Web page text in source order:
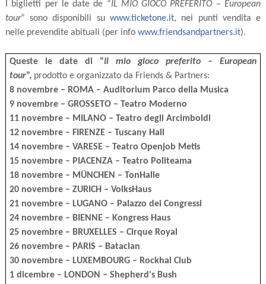
I biglietti per le date de “IL MIO GIOCO PREFERITO – European
tour” sono disponibili su www.ticketone.it, nei punti vendita e
nelle prevendite abituali (per info www.friendsandpartners.it).
Queste le date di “Il mio gioco preferito – European
tour”, prodotto e organizzato da Friends & Partners:
8 novembre – ROMA – Auditorium Parco della Musica
9 novembre – GROSSETO – Teatro Moderno
11 novembre – MILANO – Teatro degli Arcimboldi
12 novembre – FIRENZE – Tuscany Hall
14 novembre – VARESE – Teatro Openjob Metis
15 novembre – PIACENZA – Teatro Politeama
18 novembre – MÜNCHEN – TonHalle
20 novembre – ZURICH – VolksHaus
21 novembre – LUGANO – Palazzo dei Congressi
24 novembre – BIENNE – Kongress Haus
25 novembre – BRUXELLES – Cirque Royal
26 novembre – PARIS – Bataclan
30 novembre – LUXEMBOURG – Rockhal Club
1 dicembre – LONDON – Shepherd's Bush